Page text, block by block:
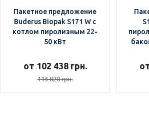
Пакетное предложение
Buderus Biopak S171 W с
котлом пиролизным 22-
50 кВт
от 102 438 грн.
113 820 грн.